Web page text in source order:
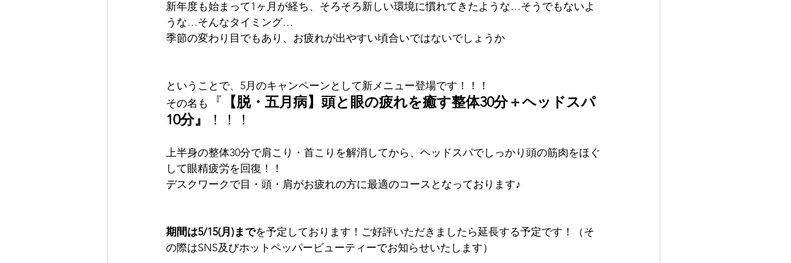
新年度も始まって1ヶ月が経ち、そろそろ新しい環境に慣れてきたような…そうでもないよ
うな…そんなタイミング…
季節の変わり目でもあり、お疲れが出やすい頃合いではないでしょうか
ということで、5月のキャンペーンとして新メニュー登場です！！！
その名も
『 【脱・五月病】頭と眼の疲れを癒す整体30分＋ヘッドスパ
10分』
！！！
上半身の整体30分で肩こり・首こりを解消してから、ヘッドスパでしっかり頭の筋肉をほぐ
して眼精疲労を回復！！
デスクワークで目・頭・肩がお疲れの方に最適のコースとなっております♪
期間は5/15(月)までを予定しております！ご好評いただきましたら延長する予定です！（そ
の際はSNS及びホットペッパービューティーでお知らせいたします）